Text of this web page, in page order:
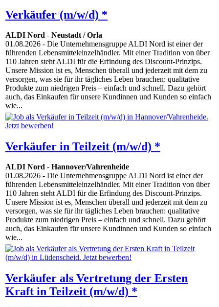
Verkäufer (m/w/d) *
ALDI Nord - Neustadt / Orla
01.08.2026 - Die Unternehmensgruppe ALDI Nord ist einer der
führenden Lebensmitteleinzelhändler. Mit einer Tradition von über
110 Jahren steht ALDI für die Erfindung des Discount-Prinzips.
Unsere Mission ist es, Menschen überall und jederzeit mit dem zu
versorgen, was sie für ihr tägliches Leben brauchen: qualitative
Produkte zum niedrigen Preis – einfach und schnell. Dazu gehört
auch, das Einkaufen für unsere Kundinnen und Kunden so einfach
wie...
Verkäufer in Teilzeit (m/w/d) *
ALDI Nord - Hannover/Vahrenheide
01.08.2026 - Die Unternehmensgruppe ALDI Nord ist einer der
führenden Lebensmitteleinzelhändler. Mit einer Tradition von über
110 Jahren steht ALDI für die Erfindung des Discount-Prinzips.
Unsere Mission ist es, Menschen überall und jederzeit mit dem zu
versorgen, was sie für ihr tägliches Leben brauchen: qualitative
Produkte zum niedrigen Preis – einfach und schnell. Dazu gehört
auch, das Einkaufen für unsere Kundinnen und Kunden so einfach
wie...
Verkäufer als Vertretung der Ersten
Kraft in Teilzeit (m/w/d) *